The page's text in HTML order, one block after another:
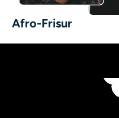
Afro-Frisur